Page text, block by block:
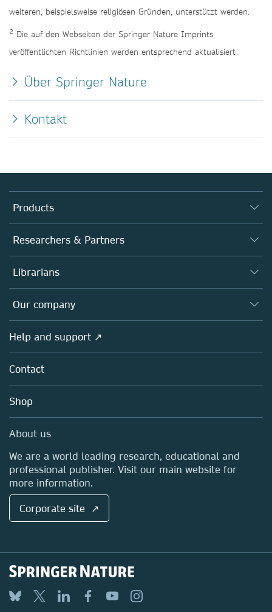
weiteren, beispielsweise religiösen Gründen, unterstützt werden.
2 Die auf den Webseiten der Springer Nature Imprints
veröffentlichten Richtlinien werden entsprechend aktualisiert.
Über Springer Nature
Kontakt
Products
Journals
Books
Platforms
Researchers & Partners
Authors
Editors
Open science
Policies
Librarians
Overview
Products
Licensing
Blog
Sales and account contacts
Our company
Overview
About us
Careers
Media Centre
Locations & Contact
Help and support ↗
Contact
Shop
About us
We are a world leading research, educational and
professional publisher. Visit our main website for
more information.
Corporate site ↗